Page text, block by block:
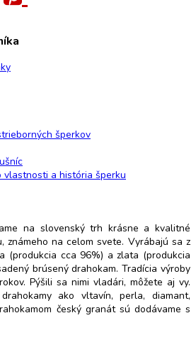
šperkov
vlastnosti a história šperku
na slovenský trh krásne a kvalitné
známeho na celom svete. Vyrábajú sa z
(produkcia cca 96%) a zlata (produkcia
brúsený drahokam. Tradícia výroby
Pýšili sa nimi vladári, môžete aj vy.
ako vltavín, perla, diamant,
český granát sú dodávame s